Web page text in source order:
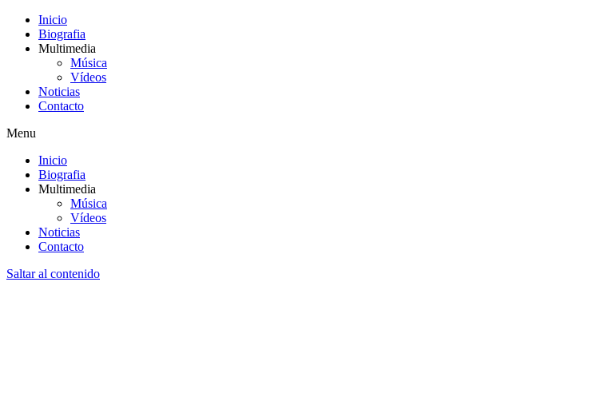
Inicio
Biografia
Multimedia
Música
Vídeos
Noticias
Contacto
Menu
Inicio
Biografia
Multimedia
Música
Vídeos
Noticias
Contacto
Saltar al contenido